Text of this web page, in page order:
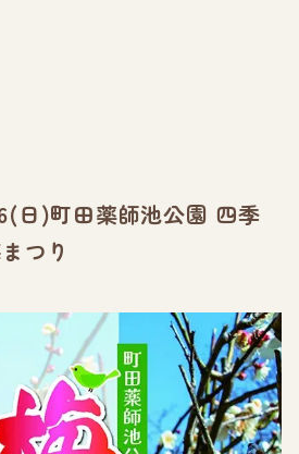
日)町田薬師池公園 四季
つり